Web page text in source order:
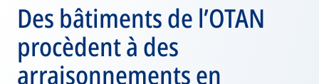
Des bâtiments de l’OTAN
procèdent à des
arraisonnements en